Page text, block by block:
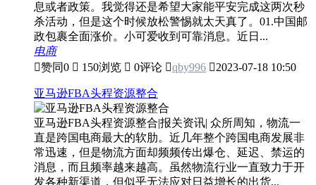
息或者政策。我觉得还是希望大家能平安完成这两次秒
杀活动，但是这个时候放松警惕就太天真了。01.中国邮
政包裹全面涨价。小可爱收到可靠消息。近日...
电商
赞同0  150浏览  0评论 qby996 2023-07-18 10:50
亚马逊FBA头程资源整合
亚马逊FBA头程资源整合|报关资讯| 众所周知，物流一
直是跨国电商最大的软肋。近几年整个跨国电商发展非
常迅速，但是物流方面却频频传出爆仓、延迟、禁运的
消息，而且频率越来越高。虽然物流行业一直致力于开
发各种新渠道，但似乎无法应对日益增长的出货...